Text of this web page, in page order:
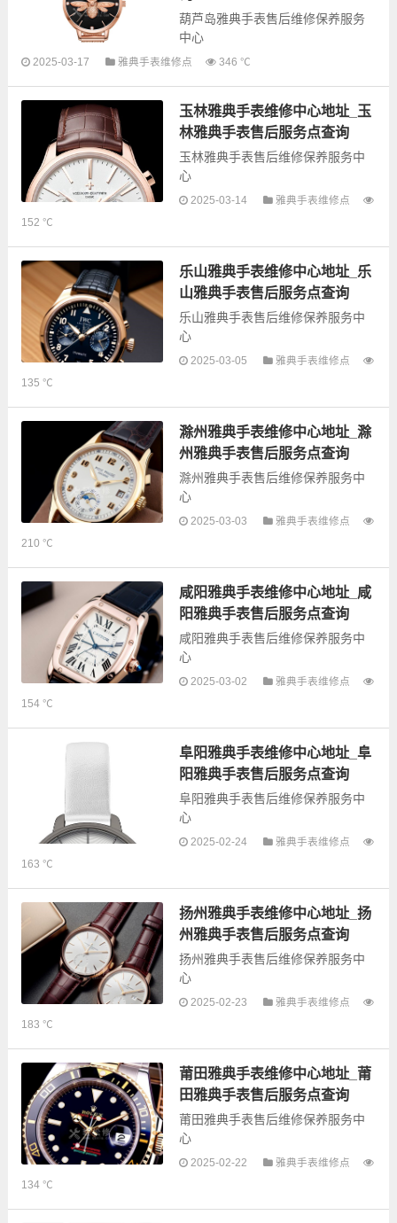
葫芦岛雅典手表售后维修保养服务
中心
信息，可以为您提供雅典全型号手
表的故障检测维修，手表保养等业
务，为了享...
2025-03-17 雅典手表维修点 346 ℃
玉林雅典手表维修中心地址_玉
林雅典手表售后服务点查询
玉林雅典手表售后维修保养服务中
心
息，可以为您提供雅典全型号手表
的故障检测维修，手表保养等业
务，为了享受优...
2025-03-14
雅典手表维修点
152 ℃
乐山雅典手表维修中心地址_乐
山雅典手表售后服务点查询
乐山雅典手表售后维修保养服务中
心
息，可以为您提供雅典全型号手表
的故障检测维修，手表保养等业
务，为了享受优...
2025-03-05
雅典手表维修点
135 ℃
滁州雅典手表维修中心地址_滁
州雅典手表售后服务点查询
滁州雅典手表售后维修保养服务中
心
息，可以为您提供雅典全型号手表
的故障检测维修，手表保养等业
务，为了享受优...
2025-03-03
雅典手表维修点
210 ℃
咸阳雅典手表维修中心地址_咸
阳雅典手表售后服务点查询
咸阳雅典手表售后维修保养服务中
心
息，可以为您提供雅典全型号手表
的故障检测维修，手表保养等业
务，为了享受优...
2025-03-02
雅典手表维修点
154 ℃
阜阳雅典手表维修中心地址_阜
阳雅典手表售后服务点查询
阜阳雅典手表售后维修保养服务中
心
息，可以为您提供雅典全型号手表
的故障检测维修，手表保养等业
务，为了享受优...
2025-02-24
雅典手表维修点
163 ℃
扬州雅典手表维修中心地址_扬
州雅典手表售后服务点查询
扬州雅典手表售后维修保养服务中
心
息，可以为您提供雅典全型号手表
的故障检测维修，手表保养等业
务，为了享受优...
2025-02-23
雅典手表维修点
183 ℃
莆田雅典手表维修中心地址_莆
田雅典手表售后服务点查询
莆田雅典手表售后维修保养服务中
心
息，可以为您提供雅典全型号手表
2025-02-22
雅典手表维修点
134 ℃